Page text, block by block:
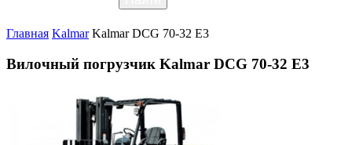
Главная Kalmar Kalmar DCG 70-32 E3
Вилочный погрузчик Kalmar DCG 70-32 E3